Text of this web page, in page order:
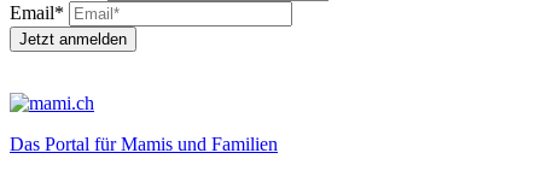
Email*
Jetzt anmelden
Das Portal für Mamis und Familien